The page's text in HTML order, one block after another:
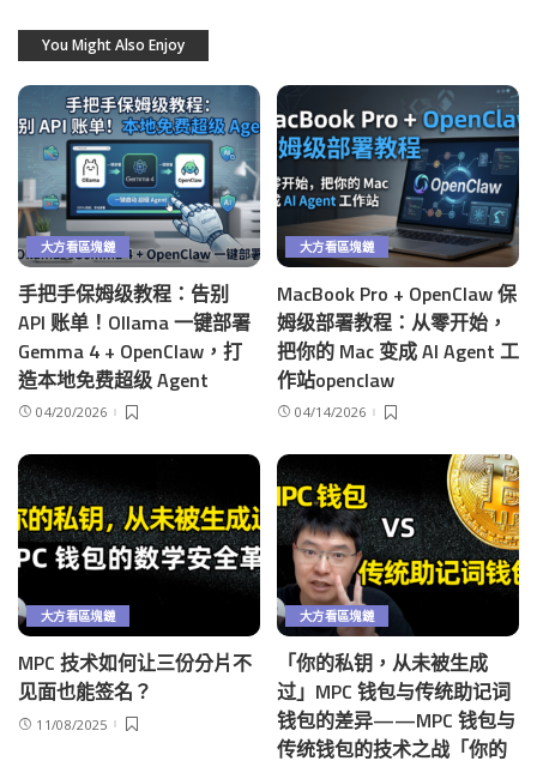
You Might Also Enjoy
大方看區塊鏈
手把手保姆级教程：告别
API 账单！Ollama 一键部署
Gemma 4 + OpenClaw，打
造本地免费超级 Agent
04/20/2026
大方看區塊鏈
MacBook Pro + OpenClaw 保
姆级部署教程：从零开始，
把你的 Mac 变成 AI Agent 工
作站openclaw
04/14/2026
大方看區塊鏈
MPC 技术如何让三份分片不
见面也能签名？
11/08/2025
大方看區塊鏈
「你的私钥，从未被生成
过」MPC 钱包与传统助记词
钱包的差异——MPC 钱包与
传统钱包的技术之战「你的